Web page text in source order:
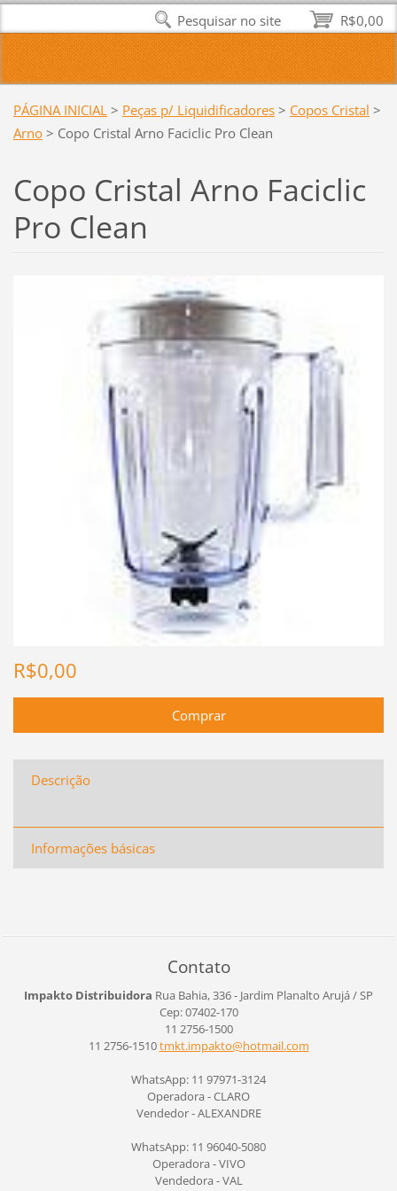
PÁGINA INICIAL > Peças p/ Liquidificadores > Copos Cristal >
Arno > Copo Cristal Arno Faciclic Pro Clean
Copo Cristal Arno Faciclic
Pro Clean
R$0,00
Descrição
Informações básicas
Contato
Impakto Distribuidora Rua Bahia, 336 - Jardim Planalto Arujá / SP
Cep: 07402-170
11 2756-1500
11 2756-1510tmkt.impakto@hotmail.com
WhatsApp: 11 97971-3124
Operadora - CLARO
Vendedor - ALEXANDRE
WhatsApp: 11 96040-5080
Operadora - VIVO
Vendedora - VAL
R$0,00
Pesquisar no site